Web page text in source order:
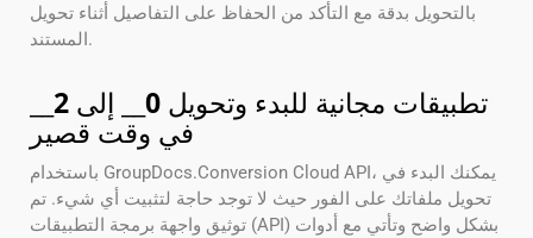
بالتحويل بدقة مع التأكد من الحفاظ على التفاصيل أثناء تحويل
المستند.
تطبيقات مجانية للبدء وتحويل 0 __ إلى 2
في وقت قصير
باستخدام GroupDocs.Conversion Cloud API، يمكنك البدء في
تحويل ملفاتك على الفور حيث لا توجد حاجة لتثبيت أي شيء. تم
توثيق واجهة برمجة التطبيقات (API) بشكل واضح وتأتي مع أدوات